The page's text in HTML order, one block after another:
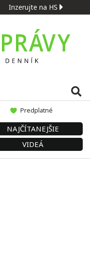
Inzerujte na HS
Predplatné
NAJČÍTANEJŠIE
VIDEÁ